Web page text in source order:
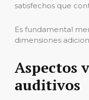
satisfechos que
Es fundamental
dimensiones
Aspectos
auditivos